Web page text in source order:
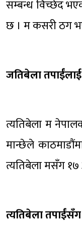
सम्बन्ध विच्छेद
छ । म कसरी ठग
जतिबेला
त्यतिबेला म
मान्छेले
त्यतिबेला मसँग १७
त्यतिबेला